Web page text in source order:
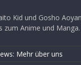
Kid und Gosho
zum Anime und
Mehr über uns